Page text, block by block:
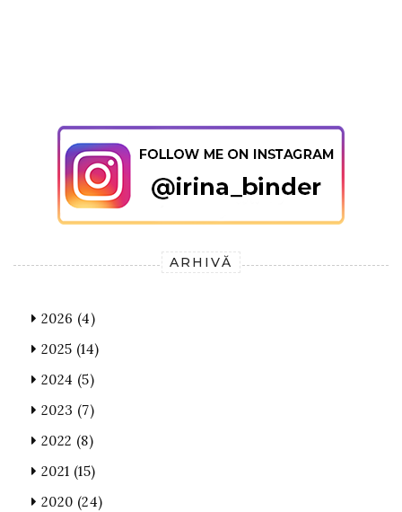
ARHIVĂ
2026 (4)
2025 (14)
2024 (5)
2023 (7)
2022 (8)
2021 (15)
2020 (24)